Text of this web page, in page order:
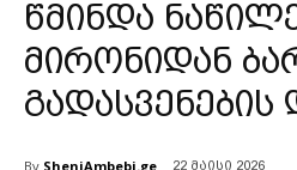
წმინდა
მირონიდან
გადასვენების
By SheniAmbebi.ge 22 მაისი 2026